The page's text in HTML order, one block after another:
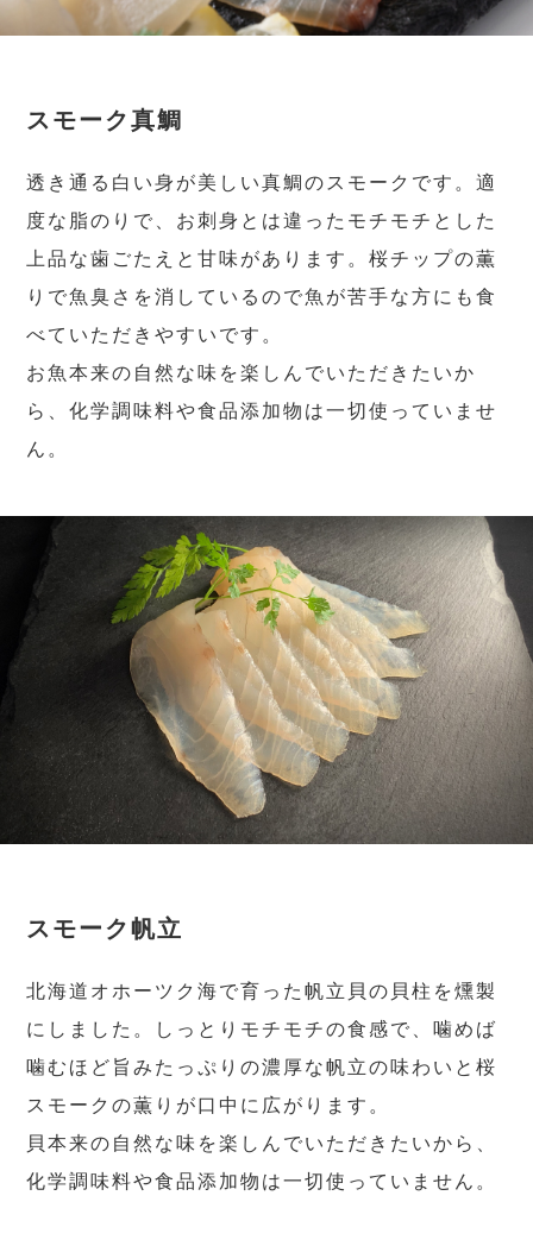
スモーク真鯛
透き通る白い身が美しい真鯛のスモークです。適
度な脂のりで、お刺身とは違ったモチモチとした
上品な歯ごたえと甘味があります。桜チップの薫
りで魚臭さを消しているので魚が苦手な方にも食
べていただきやすいです。
お魚本来の自然な味を楽しんでいただきたいか
ら、化学調味料や食品添加物は一切使っていませ
ん。
スモーク帆立
北海道オホーツク海で育った帆立貝の貝柱を燻製
にしました。しっとりモチモチの食感で、噛めば
噛むほど旨みたっぷりの濃厚な帆立の味わいと桜
スモークの薫りが口中に広がります。
貝本来の自然な味を楽しんでいただきたいから、
化学調味料や食品添加物は一切使っていません。